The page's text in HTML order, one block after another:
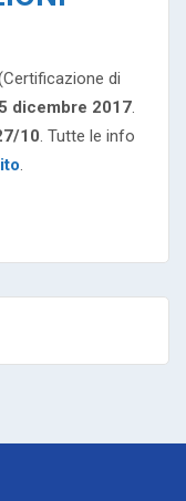
di
5 dicembre 2017.
10. Tutte le info
.